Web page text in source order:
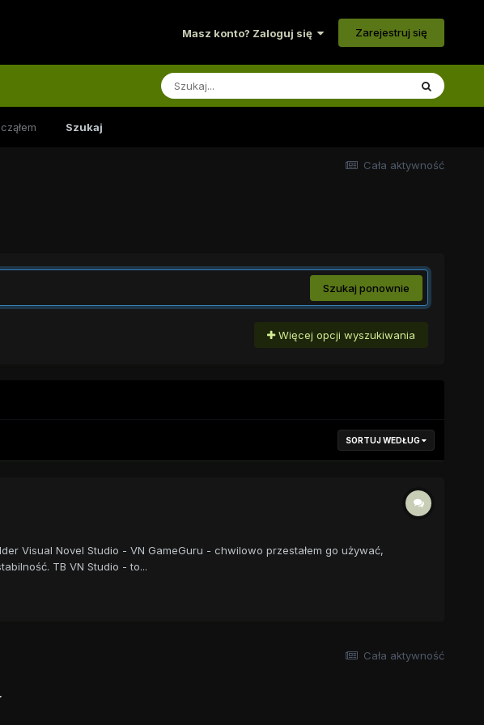
Masz konto? Zaloguj się Zarejestruj się
Szukaj
Cała aktywność
Szukaj ponownie
Więcej opcji wyszukiwania
SORTUJ WEDŁUG
Visual Novel Studio - VN GameGuru - chwilowo przestałem go używać,
TB VN Studio - to...
Cała aktywność